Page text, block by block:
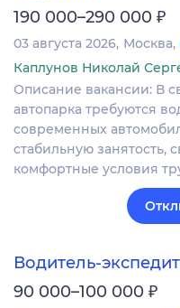
190 000–290 000 ₽
03 августа 2026 Москва
Каплунов Николай
Описание вакансии: В
автопарка требуются
современных
стабильную занятость,
комфортные условия
Водитель-
90 000–100 000 ₽